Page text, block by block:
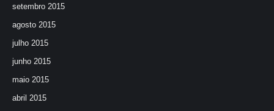
setembro 2015
agosto 2015
julho 2015
junho 2015
maio 2015
abril 2015